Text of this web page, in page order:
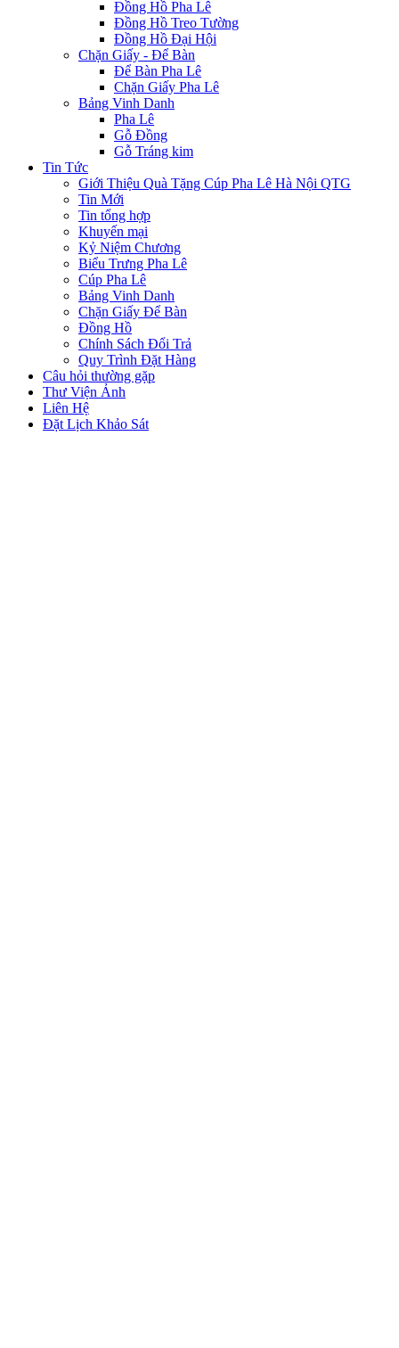
Đồng Hồ Pha Lê
Đồng Hồ Treo Tường
Đồng Hồ Đại Hội
Chặn Giấy - Để Bàn
Để Bàn Pha Lê
Chặn Giấy Pha Lê
Bảng Vinh Danh
Pha Lê
Gỗ Đồng
Gỗ Tráng kim
Tin Tức
Giới Thiệu Quà Tặng Cúp Pha Lê Hà Nội QTG
Tin Mới
Tin tổng hợp
Khuyến mại
Kỷ Niệm Chương
Biểu Trưng Pha Lê
Cúp Pha Lê
Bảng Vinh Danh
Chặn Giấy Để Bàn
Đồng Hồ
Chính Sách Đổi Trả
Quy Trình Đặt Hàng
Câu hỏi thường gặp
Thư Viện Ảnh
Liên Hệ
Đặt Lịch Khảo Sát